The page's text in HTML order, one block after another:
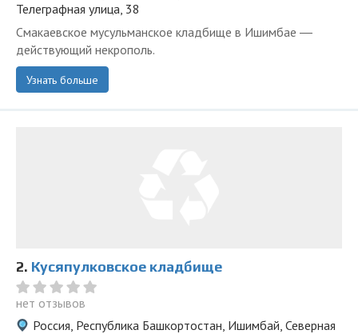
Телеграфная улица, 38
Смакаевское мусульманское кладбище в Ишимбае ―
действующий некрополь.
Узнать больше
2. Кусяпулковское кладбище
нет отзывов
Россия, Республика Башкортостан, Ишимбай, Северная